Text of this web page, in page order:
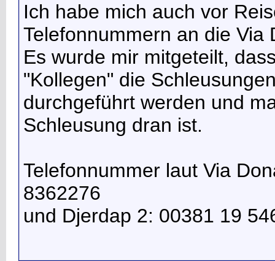
Ich habe mich auch vor
Telefonnummern an die Via
Es wurde mir mitgeteilt,
"Kollegen" die
durchgeführt werden und
Schleusung dran ist.
Telefonnummer laut Via
8362276
und Djerdap 2: 00381 19